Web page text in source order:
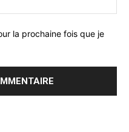
la prochaine fois que je